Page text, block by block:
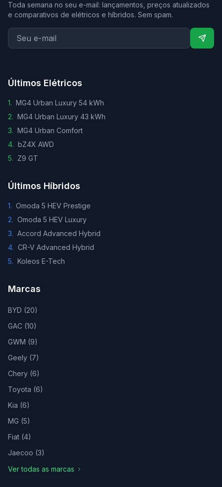
Toda semana no seu e-mail: lançamentos, preços atualizados
e comparativos de elétricos e híbridos. Sem spam.
Últimos Elétricos
1. MG4 Urban Luxury 54 kWh
2. MG4 Urban Luxury 43 kWh
3. MG4 Urban Comfort
4. bZ4X AWD
5. Z9 GT
Últimos Híbridos
1. Omoda 5 HEV Prestige
2. Omoda 5 HEV Luxury
3. Accord Advanced Hybrid
4. CR-V Advanced Hybrid
5. Koleos E-Tech
Marcas
BYD (20)
GAC (10)
GWM (9)
Geely (7)
Chery (6)
Toyota (6)
Kia (6)
MG (5)
Fiat (4)
Jaecoo (3)
Ver todas as marcas